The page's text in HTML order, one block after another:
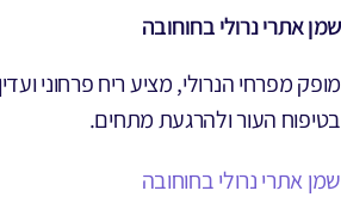
שמן אתרי נרולי בחוחובה
מופק מפרחי הנרולי, מציע ריח פרחוני
בטיפוח העור ולהרגעת מתחים.
שמן אתרי נרולי בחוחובה